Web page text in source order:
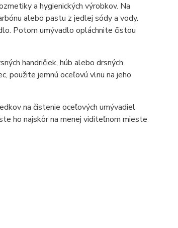
a hygienických výrobkov. Na
alebo pastu z jedlej sódy a vody.
Potom umývadlo opláchnite čistou
handričiek, húb alebo drsných
použite jemnú oceľovú vlnu na jeho
na čistenie oceľových umývadiel
ho najskôr na menej viditeľnom mieste